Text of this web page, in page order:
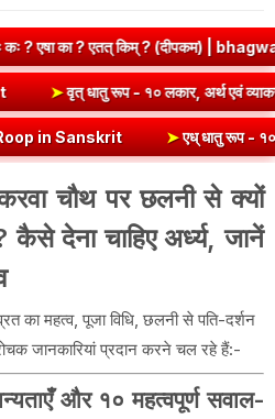
किम् ? (दीपकम) |
in Sanskrit ➤वृत् धातु रूप - १०
➤एध् धातु रूप - १० लकार,
चौथ पर छलनी से क्यों
कैसे देना चाहिए अर्ध्य, जानें
महत्व, पूजा विधि, छलनी से पति-दर्शन
जानकारियां प्रदान करने चल रहे हैं:-
और १० महत्वपूर्ण सवाल-